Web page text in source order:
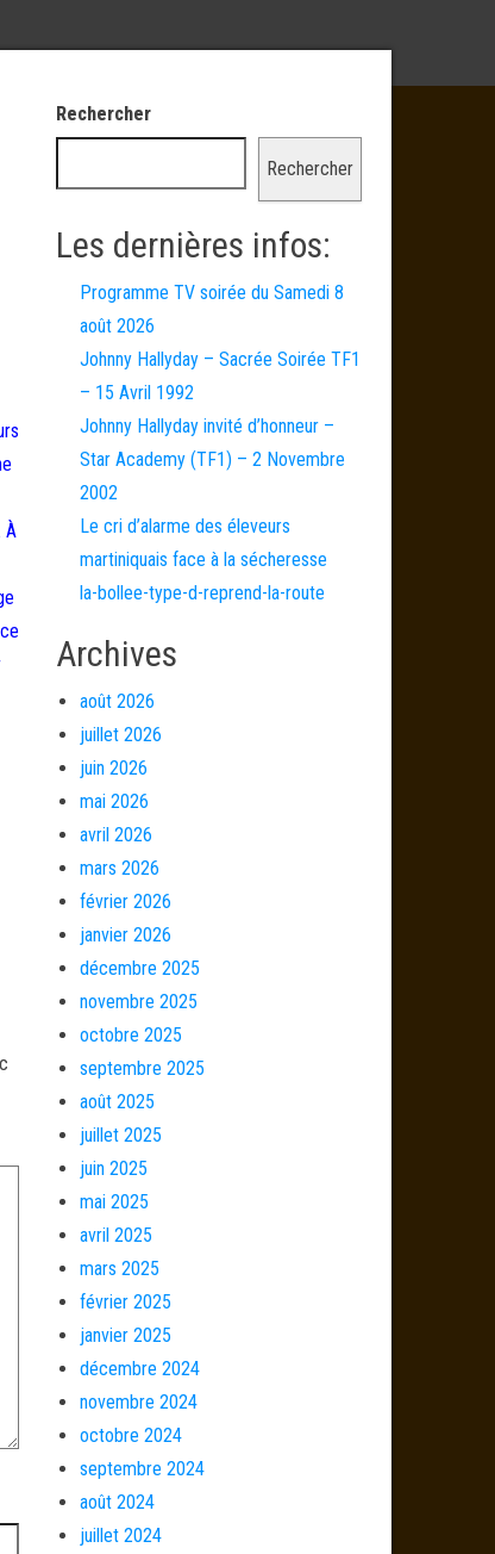
À
Rechercher
Rechercher
Les dernières infos:
Programme TV soirée du Samedi 8
août 2026
Johnny Hallyday – Sacrée Soirée TF1
– 15 Avril 1992
Johnny Hallyday invité d’honneur –
Star Academy (TF1) – 2 Novembre
2002
Le cri d’alarme des éleveurs
martiniquais face à la sécheresse
la-bollee-type-d-reprend-la-route
Archives
août 2026
juillet 2026
juin 2026
mai 2026
avril 2026
mars 2026
février 2026
janvier 2026
décembre 2025
novembre 2025
octobre 2025
septembre 2025
août 2025
juillet 2025
juin 2025
mai 2025
avril 2025
mars 2025
février 2025
janvier 2025
décembre 2024
novembre 2024
octobre 2024
septembre 2024
août 2024
juillet 2024